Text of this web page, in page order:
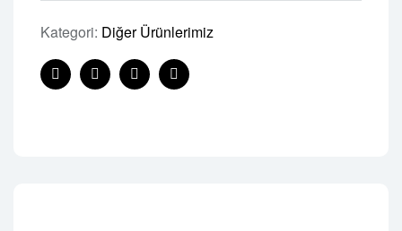
Kategori: Diğer Ürünlerimiz
FacebookTwitterLinkedinPinterest